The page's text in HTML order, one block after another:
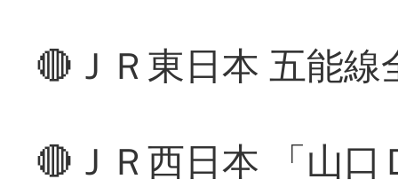
🔴ＪＲ東日本 五能
🔴ＪＲ西日本 「山